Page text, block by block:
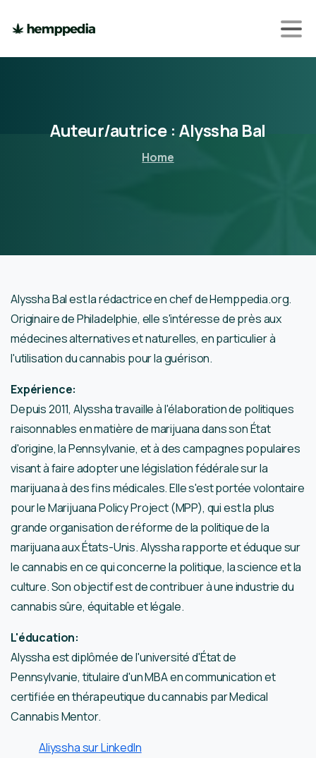
Auteur/autrice : Alyssha Bal
Home
Alyssha Bal est la rédactrice en chef de Hemppedia.org.
Originaire de Philadelphie, elle s'intéresse de près aux
médecines alternatives et naturelles, en particulier à
l'utilisation du cannabis pour la guérison.
Expérience:
Depuis 2011, Alyssha travaille à l'élaboration de politiques
raisonnables en matière de marijuana dans son État
d'origine, la Pennsylvanie, et à des campagnes populaires
visant à faire adopter une législation fédérale sur la
marijuana à des fins médicales. Elle s'est portée volontaire
pour le Marijuana Policy Project (MPP), qui est la plus
grande organisation de réforme de la politique de la
marijuana aux États-Unis. Alyssha rapporte et éduque sur
le cannabis en ce qui concerne la politique, la science et la
culture. Son objectif est de contribuer à une industrie du
cannabis sûre, équitable et légale.
L'éducation:
Alyssha est diplômée de l'université d'État de
Pennsylvanie, titulaire d'un MBA en communication et
certifiée en thérapeutique du cannabis par Medical
Cannabis Mentor.
Aliyssha sur LinkedIn